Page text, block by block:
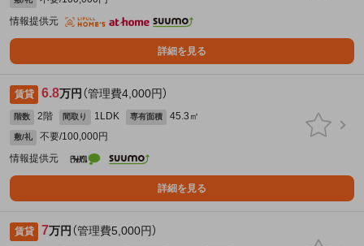
情報提供元
詳細を見る
賃貸 6.8万円 （管理費4,000円）
階数 2階 間取り 1LDK 専有面積 45.3㎡
敷/礼
不要/100,000円
情報提供元
詳細を見る
賃貸 7万円 （管理費5,000円）